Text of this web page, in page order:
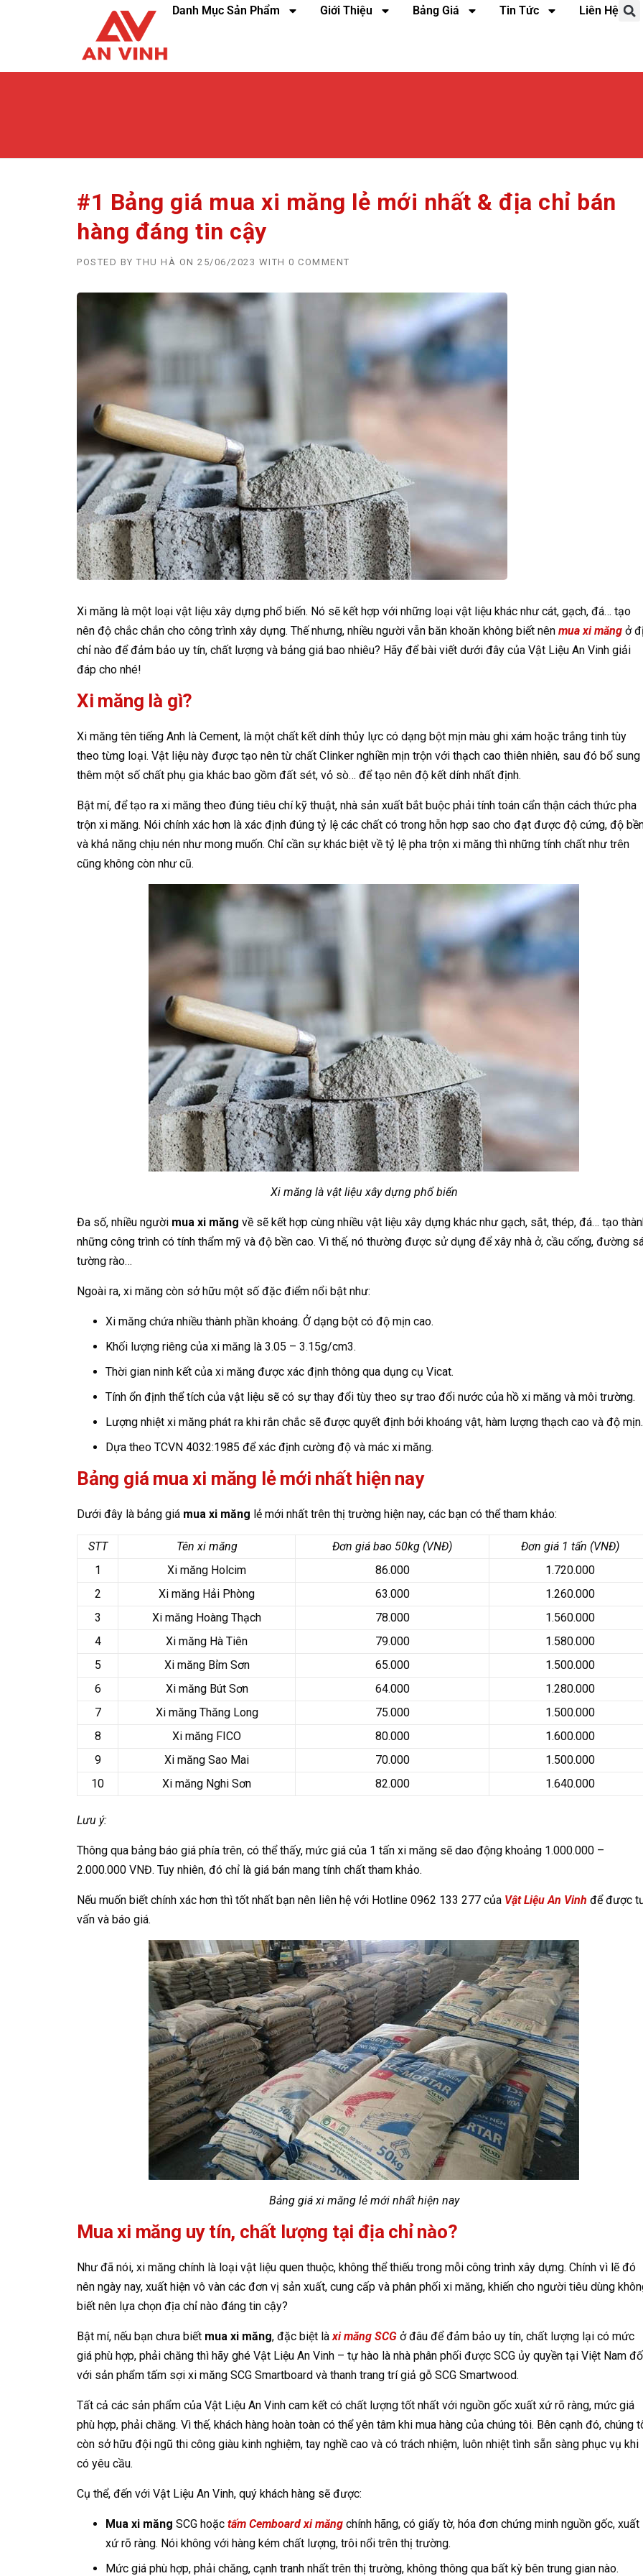
Danh Mục Sản Phẩm Giới Thiệu Bảng Giá Tin Tức Liên Hệ
#1 Bảng giá mua xi măng lẻ mới nhất & địa chỉ bán
hàng đáng tin cậy
POSTED BY THU HÀ ON 25/06/2023 WITH 0 COMMENT
Xi măng là một loại vật liệu xây dựng phổ biến. Nó sẽ kết hợp với những loại vật liệu khác như cát, gạch, đá… tạo
nên độ chắc chắn cho công trình xây dựng. Thế nhưng, nhiều người vẫn băn khoăn không biết nên mua xi măng ở
chỉ nào để đảm bảo uy tín, chất lượng và bảng giá bao nhiêu? Hãy để bài viết dưới đây của Vật Liệu An Vinh giải
đáp cho nhé!
Xi măng là gì?
Xi măng tên tiếng Anh là Cement, là một chất kết dính thủy lực có dạng bột mịn màu ghi xám hoặc trắng tinh tùy
theo từng loại. Vật liệu này được tạo nên từ chất Clinker nghiền mịn trộn với thạch cao thiên nhiên, sau đó bổ sung
thêm một số chất phụ gia khác bao gồm đất sét, vỏ sò… để tạo nên độ kết dính nhất định.
Bật mí, để tạo ra xi măng theo đúng tiêu chí kỹ thuật, nhà sản xuất bắt buộc phải tính toán cẩn thận cách thức pha
trộn xi măng. Nói chính xác hơn là xác định đúng tỷ lệ các chất có trong hỗn hợp sao cho đạt được độ cứng, độ
và khả năng chịu nén như mong muốn. Chỉ cần sự khác biệt về tỷ lệ pha trộn xi măng thì những tính chất như trên
cũng không còn như cũ.
Xi măng là vật liệu xây dựng phổ biến
Đa số, nhiều người mua xi măng về sẽ kết hợp cùng nhiều vật liệu xây dựng khác như gạch, sắt, thép, đá… tạo
những công trình có tính thẩm mỹ và độ bền cao. Vì thế, nó thường được sử dụng để xây nhà ở, cầu cống, đường
tường rào…
Ngoài ra, xi măng còn sở hữu một số đặc điểm nổi bật như:
Xi măng chứa nhiều thành phần khoáng. Ở dạng bột có độ mịn cao.
Khối lượng riêng của xi măng là 3.05 – 3.15g/cm3.
Thời gian ninh kết của xi măng được xác định thông qua dụng cụ Vicat.
Tính ổn định thể tích của vật liệu sẽ có sự thay đổi tùy theo sự trao đổi nước của hồ xi măng và môi trường.
Lượng nhiệt xi măng phát ra khi rắn chắc sẽ được quyết định bởi khoáng vật, hàm lượng thạch cao và độ mịn.
Dựa theo TCVN 4032:1985 để xác định cường độ và mác xi măng.
Bảng giá mua xi măng lẻ mới nhất hiện nay
Dưới đây là bảng giá mua xi măng lẻ mới nhất trên thị trường hiện nay, các bạn có thể tham khảo:
STT Tên xi măng Đơn giá bao 50kg (VNĐ)
Đơn giá 1 tấn (VNĐ)
1
Xi măng Holcim 86.000
1.720.000
2
Xi măng Hải Phòng 63.000
1.260.000
3
Xi măng Hoàng Thạch 78.000
1.560.000
4
Xi măng Hà Tiên 79.000
1.580.000
5
Xi măng Bỉm Sơn 65.000
1.500.000
6
Xi măng Bút Sơn 64.000
1.280.000
7
Xi măng Thăng Long 75.000
1.500.000
8
Xi măng FICO 80.000
1.600.000
9
Xi măng Sao Mai 70.000
1.500.000
10
Xi măng Nghi Sơn 82.000 1.640.000
Lưu ý:
Thông qua bảng báo giá phía trên, có thể thấy, mức giá của 1 tấn xi măng sẽ dao động khoảng 1.000.000 –
2.000.000 VNĐ. Tuy nhiên, đó chỉ là giá bán mang tính chất tham khảo.
Nếu muốn biết chính xác hơn thì tốt nhất bạn nên liên hệ với Hotline 0962 133 277 của Vật Liệu An Vinh để được
vấn và báo giá.
Bảng giá xi măng lẻ mới nhất hiện nay
Mua xi măng uy tín, chất lượng tại địa chỉ nào?
Như đã nói, xi măng chính là loại vật liệu quen thuộc, không thể thiếu trong mỗi công trình xây dựng. Chính vì lẽ đó
nên ngày nay, xuất hiện vô vàn các đơn vị sản xuất, cung cấp và phân phối xi măng, khiến cho người tiêu dùng
biết nên lựa chọn địa chỉ nào đáng tin cậy?
Bật mí, nếu bạn chưa biết mua xi măng, đặc biệt làxi măng SCG ở đâu để đảm bảo uy tín, chất lượng lại có mức
giá phù hợp, phải chăng thì hãy ghé Vật Liệu An Vinh – tự hào là nhà phân phối được SCG ủy quyền tại Việt Nam
với sản phẩm tấm sợi xi măng SCG Smartboard và thanh trang trí giả gỗ SCG Smartwood.
Tất cả các sản phẩm của Vật Liệu An Vinh cam kết có chất lượng tốt nhất với nguồn gốc xuất xứ rõ ràng, mức giá
phù hợp, phải chăng. Vì thế, khách hàng hoàn toàn có thể yên tâm khi mua hàng của chúng tôi. Bên cạnh đó, chúng
còn sở hữu đội ngũ thi công giàu kinh nghiệm, tay nghề cao và có trách nhiệm, luôn nhiệt tình sẵn sàng phục vụ khi
có yêu cầu.
Cụ thể, đến với Vật Liệu An Vinh, quý khách hàng sẽ được:
Mua xi măng SCG hoặc tấm Cemboard xi măng chính hãng, có giấy tờ, hóa đơn chứng minh nguồn gốc, xuất
xứ rõ ràng. Nói không với hàng kém chất lượng, trôi nổi trên thị trường.
Mức giá phù hợp, phải chăng, cạnh tranh nhất trên thị trường, không thông qua bất kỳ bên trung gian nào.